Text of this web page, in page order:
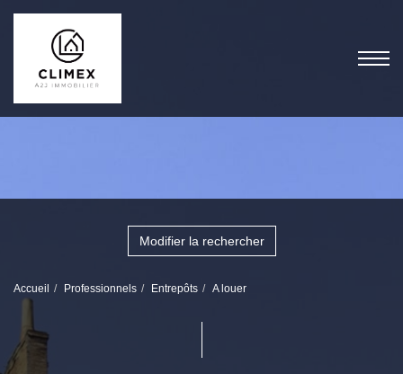
Modifier la rechercher
Accueil Professionnels Entrepôts A louer